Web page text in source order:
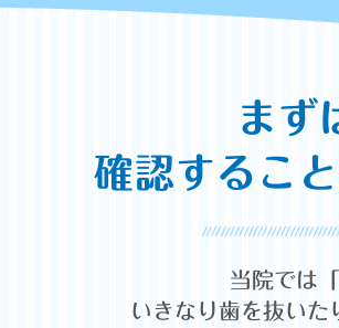
まず
確認するこ
当院では
いきなり歯を抜いた